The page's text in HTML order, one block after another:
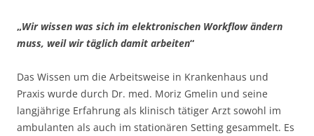
„Wir wissen was sich im elektronischen Workflow ändern
muss, weil wir täglich damit arbeiten“
Das Wissen um die Arbeitsweise in Krankenhaus und
Praxis wurde durch Dr. med. Moriz Gmelin und seine
langjährige Erfahrung als klinisch tätiger Arzt sowohl im
ambulanten als auch im stationären Setting gesammelt. Es